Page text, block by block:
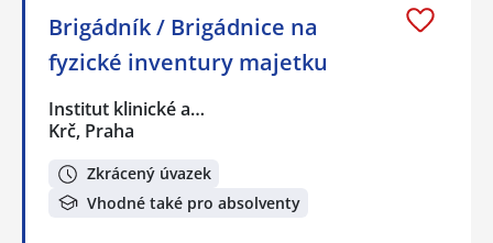
Brigádník / Brigádnice na
fyzické inventury majetku
Institut klinické a…
Krč, Praha
Zkrácený úvazek
Vhodné také pro absolventy